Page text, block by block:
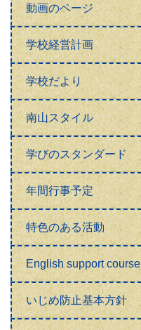
動画のページ
学校経営計画
学校だより
南山スタイル
学びのスタンダード
年間行事予定
特色のある活動
English support course
いじめ防止基本方針